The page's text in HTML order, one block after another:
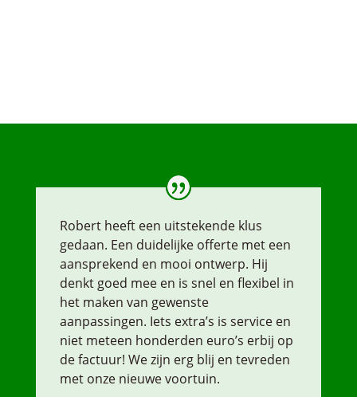
Robert heeft een uitstekende klus
gedaan. Een duidelijke offerte met een
aansprekend en mooi ontwerp. Hij
denkt goed mee en is snel en flexibel in
het maken van gewenste
aanpassingen. Iets extra’s is service en
niet meteen honderden euro’s erbij op
de factuur! We zijn erg blij en tevreden
met onze nieuwe voortuin.